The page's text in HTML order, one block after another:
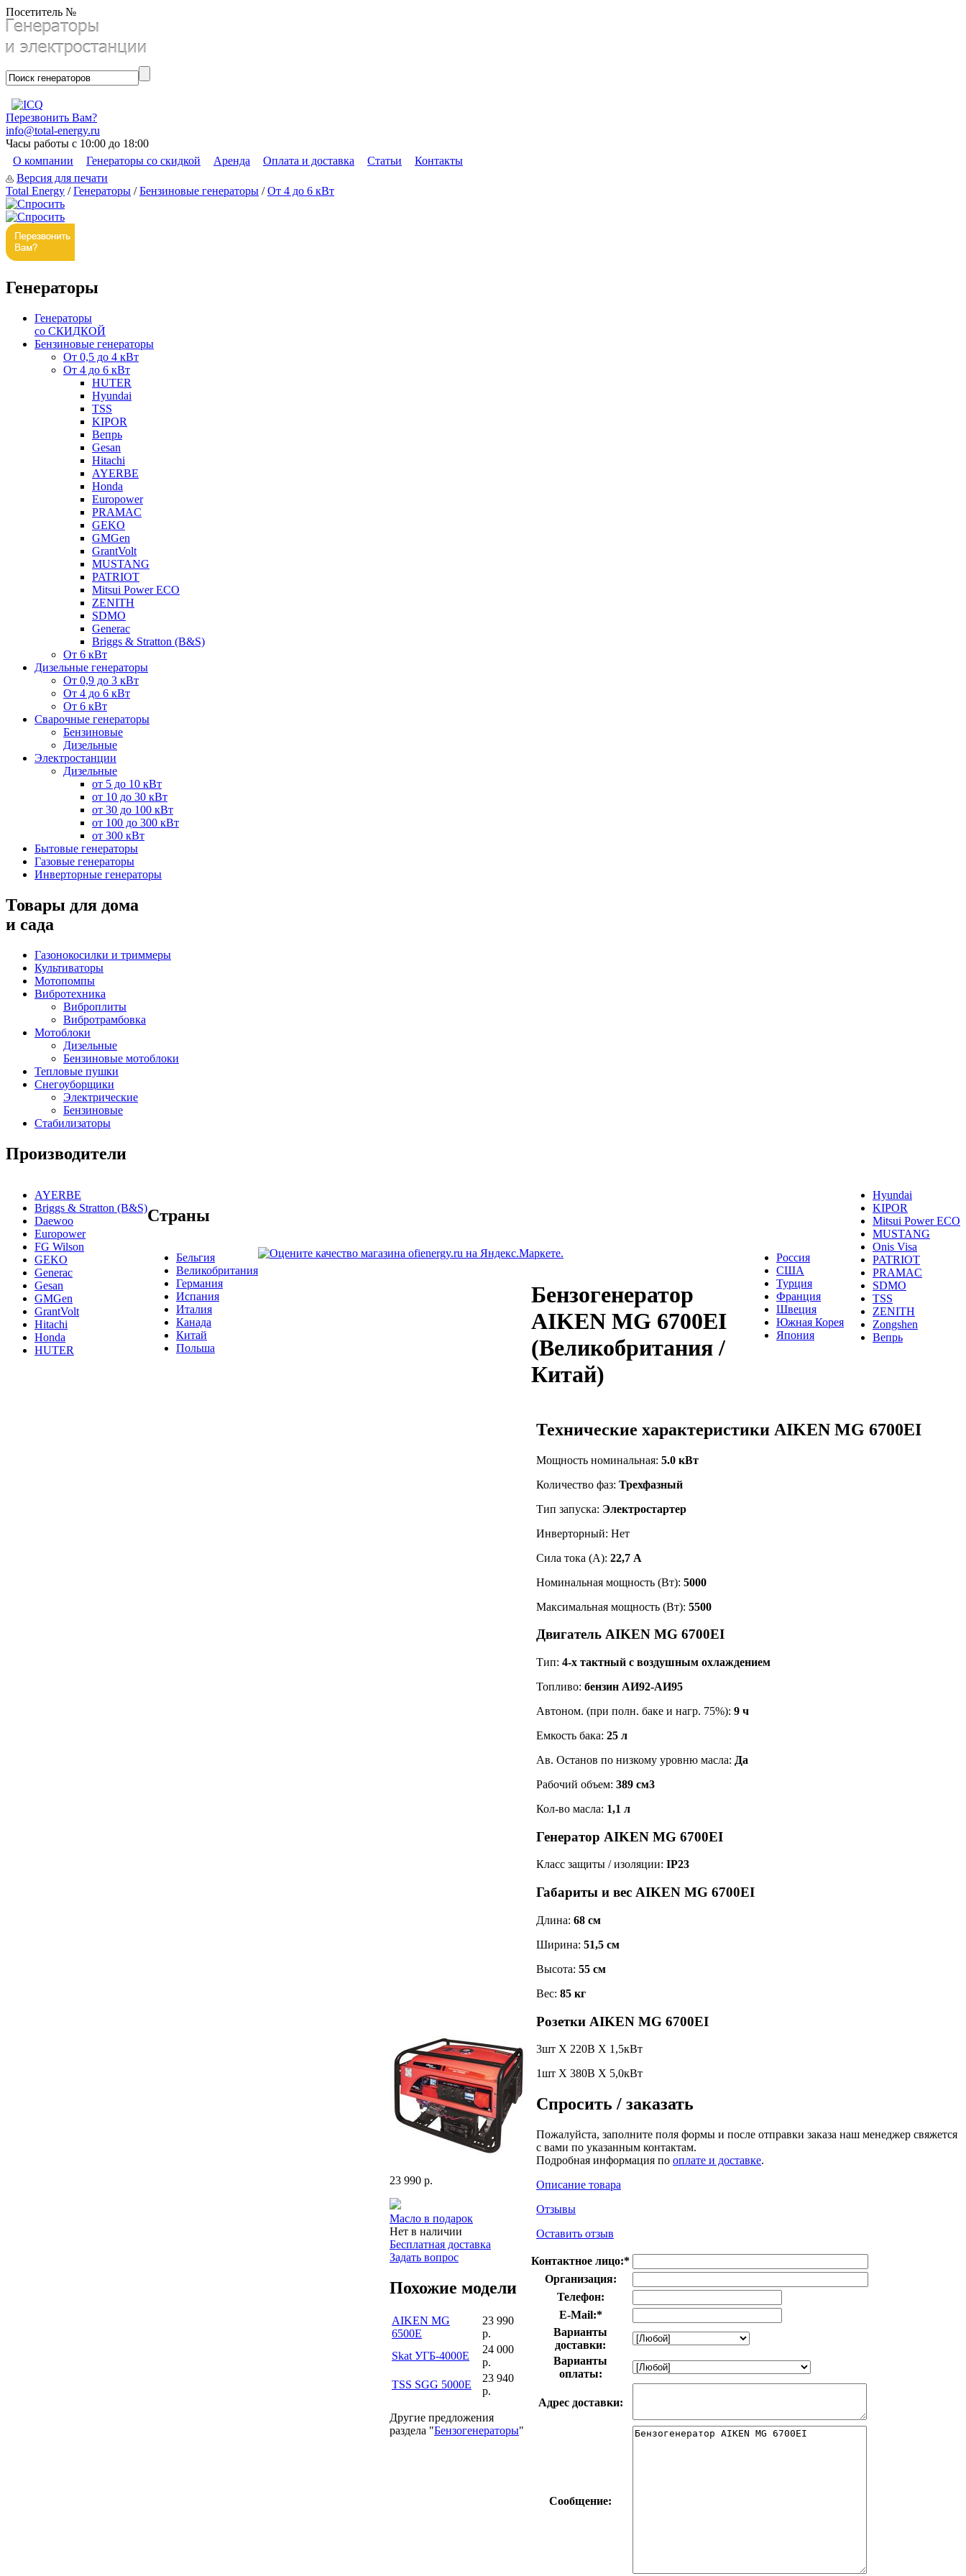
Посетитель №
Перезвонить Вам?
info@total-energy.ru
Часы работы с 10:00 до 18:00
О компании
Генераторы со скидкой Аренда Оплата и доставка Статьи
Контакты
Версия для печати
Total Energy /Генераторы /Бензиновые генераторы /От 4 до 6 кВт
Генераторы
Генераторы
со СКИДКОЙ
Бензиновые генераторы
От 0,5 до 4 кВт
От 4 до 6 кВт
HUTER
Hyundai
TSS
KIPOR
Вепрь
Gesan
Hitachi
AYERBE
Honda
Europower
PRAMAC
GEKO
GMGen
GrantVolt
MUSTANG
PATRIOT
Mitsui Power ECO
ZENITH
SDMO
Generac
Briggs & Stratton (B&S)
От 6 кВт
Дизельные генераторы
От 0,9 до 3 кВт
От 4 до 6 кВт
От 6 кВт
Сварочные генераторы
Бензиновые
Дизельные
Электростанции
Дизельные
от 5 до 10 кВт
от 10 до 30 кВт
от 30 до 100 кВт
от 100 до 300 кВт
от 300 кВт
Бытовые генераторы
Газовые генераторы
Инверторные генераторы
Товары для дома
и сада
Газонокосилки и триммеры
Культиваторы
Мотопомпы
Вибротехника
Виброплиты
Вибротрамбовка
Мотоблоки
Дизельные
Бензиновые мотоблоки
Тепловые пушки
Снегоуборщики
Электрические
Бензиновые
Стабилизаторы
Производители
AYERBE
Briggs & Stratton (B&S)
Daewoo
Europower
FG Wilson
GEKO
Generac
Gesan
GMGen
GrantVolt
Hitachi
Honda
HUTER
Hyundai
KIPOR
Mitsui Power ECO
MUSTANG
Onis Visa
PATRIOT
PRAMAC
SDMO
TSS
ZENITH
Zongshen
Вепрь
Страны
Бельгия
Великобритания
Германия
Испания
Италия
Канада
Китай
Польша
Россия
США
Турция
Франция
Швеция
Южная Корея
Япония
Бензогенератор
AIKEN MG 6700EI
(Великобритания /
Китай)
23 990 р.
Масло в подарок
Нет в наличии
Бесплатная доставка
Задать вопрос
Похожие модели
AIKEN MG
6500E
23 990
р.
Skat УГБ-4000Е
24 000
р.
TSS SGG 5000E
23 940
р.
Другие предложения
раздела "Бензогенераторы"
Технические характеристики AIKEN MG 6700EI
Мощность номинальная: 5.0 кВт
Количество фаз: Трехфазный
Тип запуска: Электростартер
Инверторный: Нет
Сила тока (А): 22,7 А
Номинальная мощность (Вт): 5000
Максимальная мощность (Вт): 5500
Двигатель AIKEN MG 6700EI
Тип: 4-х тактный с воздушным охлаждением
Топливо: бензин АИ92-АИ95
Автоном. (при полн. баке и нагр. 75%): 9 ч
Емкость бака: 25 л
Ав. Останов по низкому уровню масла: Да
Рабочий объем: 389 см3
Кол-во масла: 1,1 л
Генератор AIKEN MG 6700EI
Класс защиты / изоляции: IP23
Габариты и вес AIKEN MG 6700EI
Длина: 68 см
Ширина: 51,5 см
Высота: 55 см
Вес: 85 кг
Розетки AIKEN MG 6700EI
3шт Х 220В Х 1,5кВт
1шт Х 380В Х 5,0кВт
Спросить / заказать
Пожалуйста, заполните поля формы и после отправки заказа наш менеджер свяжется
с вами по указанным контактам.
Подробная информация по оплате и доставке.
Описание товара
Отзывы
Оставить отзыв
Контактное лицо:*
Организация:
Телефон:
E-Mail:*
Варианты
доставки:
Варианты
оплаты:
Адрес доставки:
Сообщение: